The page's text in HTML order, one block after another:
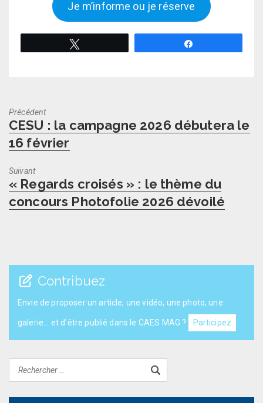
Je m’informe ou je réserve
Précédent
Previous
post:
CESU : la campagne 2026 débutera le
16 février
Suivant
Next
post:
« Regards croisés » : le thème du
concours Photofolie 2026 dévoilé
Contribuez
Envie de proposer un article, une vidéo, une photo, une
galerie... et d'être publié dans le CAES MAG ? Participez